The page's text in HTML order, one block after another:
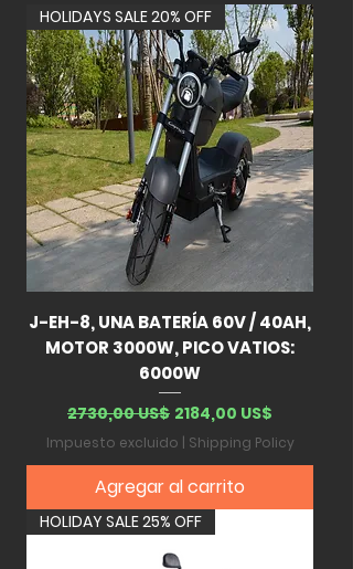
HOLIDAYS SALE 20% OFF
J-EH-8, UNA BATERÍA 60V / 40AH,
MOTOR 3000W, PICO VATIOS:
6000W
Precio
2730,00 US$ Precio de oferta
2184,00 US$
Impuesto excluido | Shipping Policy
Agregar al carrito
HOLIDAY SALE 25% OFF